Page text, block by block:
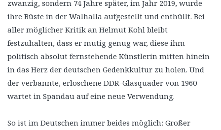
zwanzig, sondern 74 Jahre später, im Jahr 2019, wurde
ihre Büste in der Walhalla aufgestellt und enthüllt. Bei
aller möglicher Kritik an Helmut Kohl bleibt
festzuhalten, dass er mutig genug war, diese ihm
politisch absolut fernstehende Künstlerin mitten hinein
in das Herz der deutschen Gedenkkultur zu holen. Und
der verbannte, erloschene DDR-Glasquader von 1960
wartet in Spandau auf eine neue Verwendung.
So ist im Deutschen immer beides möglich: Großer